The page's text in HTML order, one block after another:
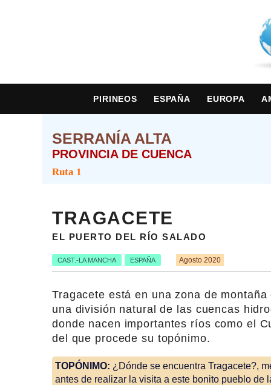
PIRINEOS ESPAÑA EUROPA
SERRANÍA ALTA
PROVINCIA DE CUENCA
Ruta 1
TRAGACETE
EL PUERTO DEL RÍO SALADO
CAST.-LA MANCHA ESPAÑA Agosto 2020
Tragacete está en una zona de
una división natural de las cuencas
donde nacen importantes ríos como el
del que procede su topónimo.
TOPÓNIMO: ¿Dónde se encuentra Tragacete?,
antes de realizar la visita a este bonito pueblo